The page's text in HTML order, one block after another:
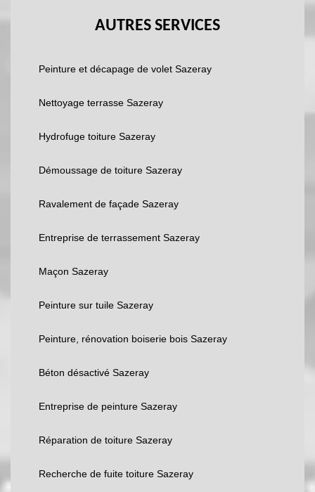
AUTRES SERVICES
Peinture et décapage de volet Sazeray
Nettoyage terrasse Sazeray
Hydrofuge toiture Sazeray
Démoussage de toiture Sazeray
Ravalement de façade Sazeray
Entreprise de terrassement Sazeray
Maçon Sazeray
Peinture sur tuile Sazeray
Peinture, rénovation boiserie bois Sazeray
Béton désactivé Sazeray
Entreprise de peinture Sazeray
Réparation de toiture Sazeray
Recherche de fuite toiture Sazeray